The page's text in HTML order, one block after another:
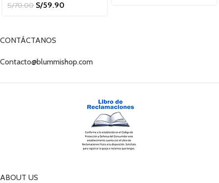
S/70.00 S/59.90
CONTÁCTANOS
Contacto@blummishop.com
ABOUT US